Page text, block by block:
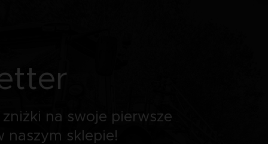
zniżki na swoje pierwsze
naszym sklepie!